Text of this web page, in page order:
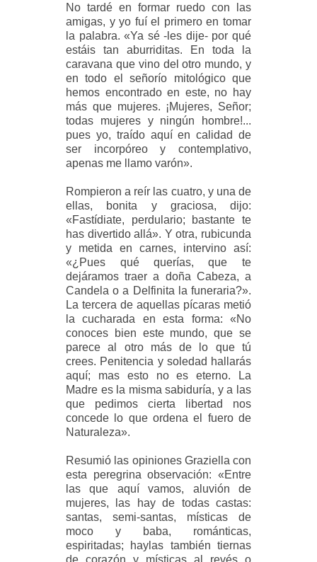
No tardé en formar ruedo con las
amigas, y yo fuí el primero en tomar
la palabra. «Ya sé -les dije- por qué
estáis tan aburriditas. En toda la
caravana que vino del otro mundo, y
en todo el señorío mitológico que
hemos encontrado en este, no hay
más que mujeres. ¡Mujeres, Señor;
todas mujeres y ningún hombre!...
pues yo, traído aquí en calidad de
ser incorpóreo y contemplativo,
apenas me llamo varón».
Rompieron a reír las cuatro, y una de
ellas, bonita y graciosa, dijo:
«Fastídiate, perdulario; bastante te
has divertido allá». Y otra, rubicunda
y metida en carnes, intervino así:
«¿Pues qué querías, que te
dejáramos traer a doña Cabeza, a
Candela o a Delfinita la funeraria?».
La tercera de aquellas pícaras metió
la cucharada en esta forma: «No
conoces bien este mundo, que se
parece al otro más de lo que tú
crees. Penitencia y soledad hallarás
aquí; mas esto no es eterno. La
Madre es la misma sabiduría, y a las
que pedimos cierta libertad nos
concede lo que ordena el fuero de
Naturaleza».
Resumió las opiniones Graziella con
esta peregrina observación: «Entre
las que aquí vamos, aluvión de
mujeres, las hay de todas castas:
santas, semi-santas, místicas de
moco y baba, románticas,
espiritadas; haylas también tiernas
de corazón y místicas al revés o